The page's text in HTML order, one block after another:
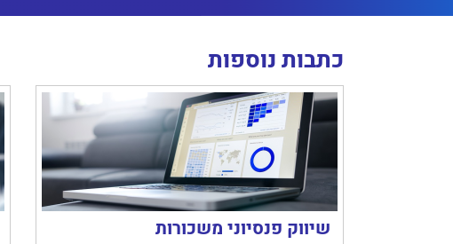
כתבות נוספות
שיווק פנסיוני משכורות